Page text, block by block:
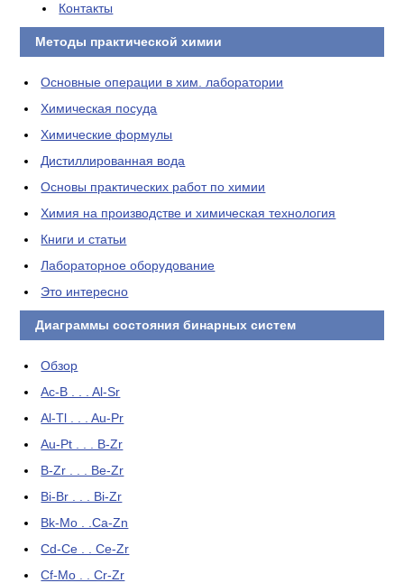
Контакты
Методы практической химии
Основные операции в хим. лаборатории
Химическая посуда
Химические формулы
Дистиллированная вода
Основы практических работ по химии
Химия на производстве и химическая технология
Книги и статьи
Лабораторное оборудование
Это интересно
Диаграммы состояния бинарных систем
Обзор
Ac-B . . . Al-Sr
Al-Tl . . . Au-Pr
Au-Pt . . . B-Zr
B-Zr . . . Be-Zr
Bi-Br . . . Bi-Zr
Bk-Mo . .Ca-Zn
Cd-Ce . . Ce-Zr
Cf-Mo . . Cr-Zr